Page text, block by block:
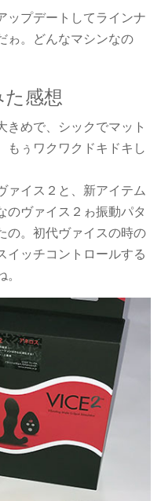
ップデートしてラインナ
ゎ。どんなマシンなの
感想
きめで、シックでマット
もぅワクワクドキドキし
ァイス２と、新アイテム
のヴァイス２ゎ振動パタ
の。初代ヴァイスの時の
イッチコントロールする